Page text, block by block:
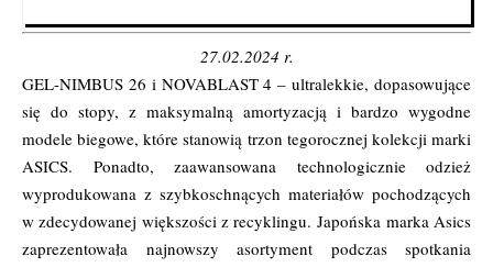
27.02.2024 r.
GEL-NIMBUS 26 i NOVABLAST 4 – ultralekkie, dopasowujące
się do stopy, z maksymalną amortyzacją i bardzo wygodne
modele biegowe, które stanowią trzon tegorocznej kolekcji marki
ASICS. Ponadto, zaawansowana technologicznie odzież
wyprodukowana z szybkoschnących materiałów pochodzących
w zdecydowanej większości z recyklingu. Japońska marka Asics
zaprezentowała najnowszy asortyment podczas spotkania